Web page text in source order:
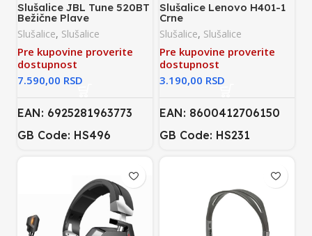
Slušalice JBL Tune 520BT
Bežične Plave
Slušalice, Slušalice
Pre kupovine proverite
dostupnost
RSD
EAN: 6925281963773
GB Code: HS496
Slušalice Lenovo H401-1
Crne
Slušalice, Slušalice
Pre kupovine proverite
dostupnost
RSD
EAN: 8600412706150
GB Code: HS231